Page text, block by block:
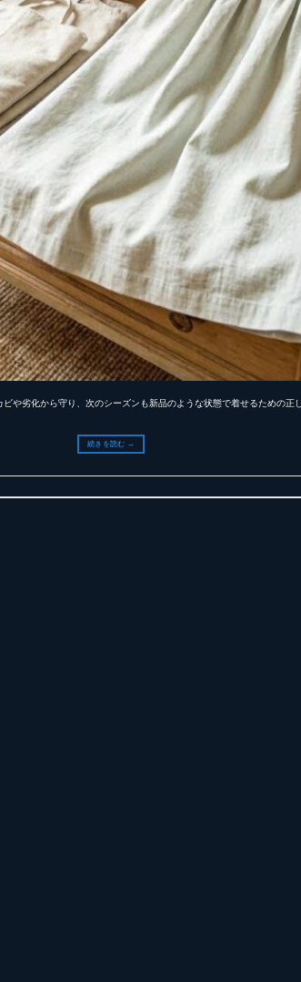
や劣化から守り、次のシーズンも新品のような状態で着せるための正
続きを読む →